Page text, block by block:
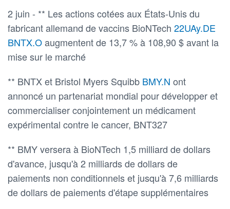
2 juin - ** Les actions cotées aux États-Unis du
fabricant allemand de vaccins BioNTech 22UAy.DE
BNTX.Oaugmentent de 13,7 % à 108,90 $ avant la
mise sur le marché
** BNTX et Bristol Myers Squibb BMY.N ont
annoncé un partenariat mondial pour développer et
commercialiser conjointement un médicament
expérimental contre le cancer, BNT327
** BMY versera à BioNTech 1,5 milliard de dollars
d'avance, jusqu'à 2 milliards de dollars de
paiements non conditionnels et jusqu'à 7,6 milliards
de dollars de paiements d'étape supplémentaires